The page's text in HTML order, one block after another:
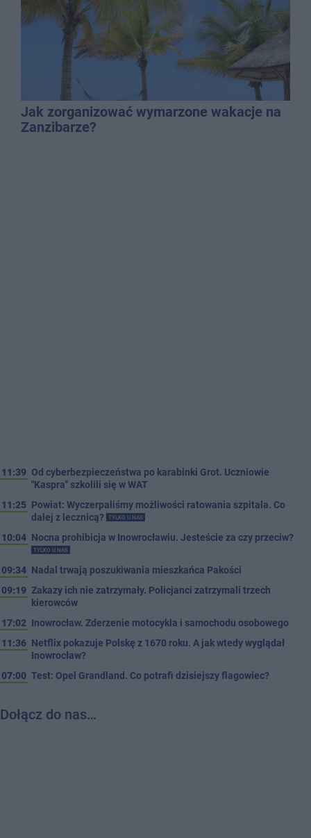
Jak zorganizować wymarzone wakacje na
Zanzibarze?
11:39 Od cyberbezpieczeństwa po karabinki Grot. Uczniowie
"Kaspra" szkolili się w WAT
11:25 Powiat: Wyczerpaliśmy możliwości ratowania szpitala. Co
dalej z lecznicą?
TYLKO U NAS
10:04 Nocna prohibicja w Inowrocławiu. Jesteście za czy przeciw?
TYLKO U NAS
09:34 Nadal trwają poszukiwania mieszkańca Pakości
09:19 Zakazy ich nie zatrzymały. Policjanci zatrzymali trzech
kierowców
17:02 Inowrocław. Zderzenie motocykla i samochodu osobowego
11:36 Netflix pokazuje Polskę z 1670 roku. A jak wtedy wyglądał
Inowrocław?
07:00 Test: Opel Grandland. Co potrafi dzisiejszy flagowiec?
Dołącz do nas…